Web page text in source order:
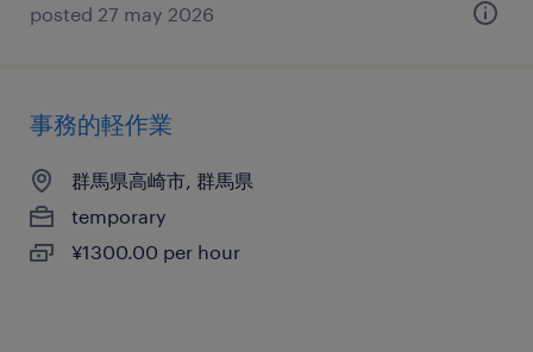
posted 27 may 2026
事務的軽作業
群馬県高崎市, 群馬県
temporary
¥1300.00 per hour